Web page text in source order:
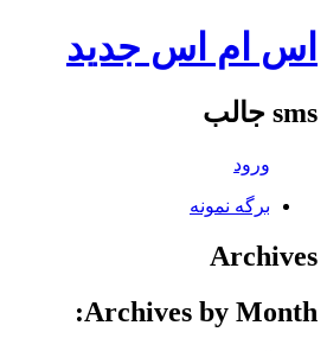
اس ام اس جدید
sms جالب
ورود
برگه نمونه
Archives
Archives by Month: